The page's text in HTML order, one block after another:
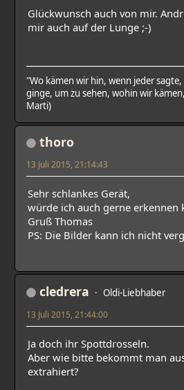
Glückwunsch auch von mir.
mir auch auf der Lunge ;-)
"Wo kämen wir hin, wenn jeder
ginge, um zu sehen, wohin wir
Marti)
thoro
13 Juli 2015, 21:14:43
Sehr schlankes Gerät,
würde ich auch gerne erkennen
Gruß Thomas
PS: Die Bilder kann ich nicht
cledrera Oldi-Liebhaber
13 Juli 2015, 21:44:00
Ja doch ihr Spottdrosseln.
Aber wie bitte bekommt man
extrahiert?